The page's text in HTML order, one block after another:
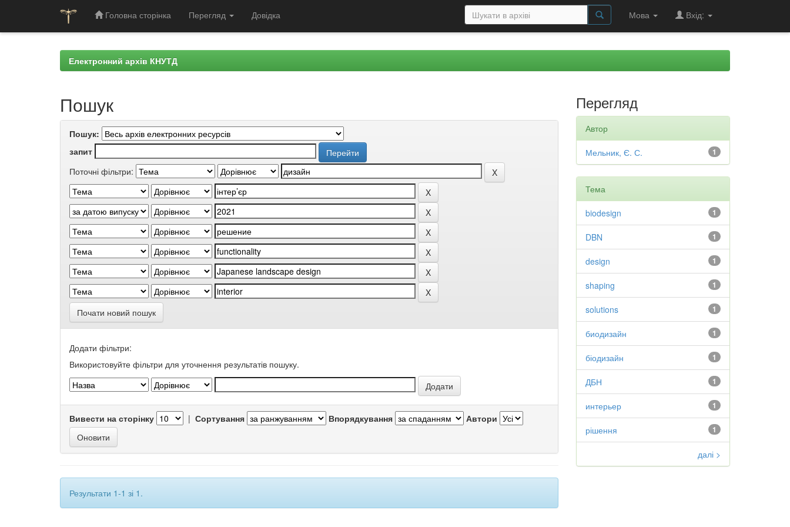
Головна сторінка Перегляд Довідка Мова Вхід:
Електронний архів КНУТД
Пошук
Пошук:
запит
Поточні фільтри:
Почати новий пошук
Додати фільтри:
Використовуйте фільтри для уточнення результатів пошуку.
Вивести на сторінку | Сортування Впорядкування Автори
Результати 1-1 зі 1.
Перегляд
Автор
1
Мельник, Є. С.
Тема
1
biodesign
1
DBN
1
design
1
shaping
1
solutions
1
биодизайн
1
біодизайн
1
ДБН
1
интерьер
1
рішення
далі >